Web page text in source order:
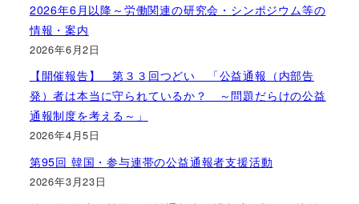
2026年6月以降～労働関連の研究会・シンポジウム等の
情報・案内
2026年6月2日
【開催報告】 第３３回つどい 「公益通報（内部告
発）者は本当に守られているか？ ～問題だらけの公益
通報制度を考える～」
2026年4月5日
第95回 韓国・参与連帯の公益通報者支援活動
2026年3月23日